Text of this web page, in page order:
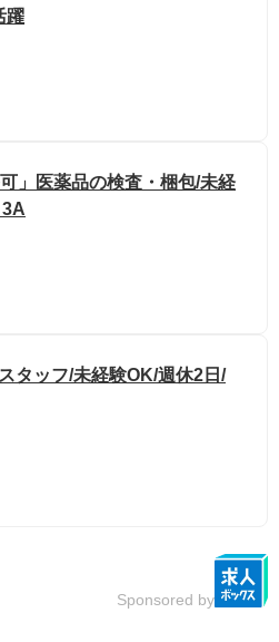
躍
」医薬品の検査・梱包/未経
タッフ/未経験OK/週休2日/
Sponsored by